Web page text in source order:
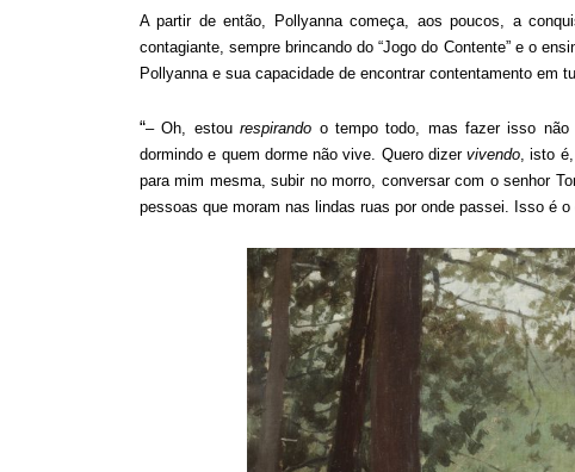
A partir de então, Pollyanna começa, aos poucos, a
contagiante, sempre brincando do “Jogo do Contente” e o
Pollyanna e sua capacidade de encontrar contentamento em
“– Oh, estourespirando o tempo todo, mas fazer isso não
dormindo e quem dorme não vive. Quero dizervivendo, isto
para mim mesma, subir no morro, conversar com o senhor
pessoas que moram nas lindas ruas por onde passei. Isso é